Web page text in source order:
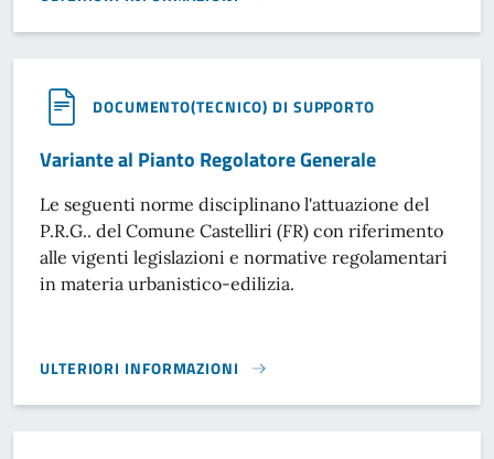
DOCUMENTO(TECNICO) DI SUPPORTO
Variante al Pianto Regolatore Generale
Le seguenti norme disciplinano l'attuazione del
P.R.G.. del Comune Castelliri (FR) con riferimento
alle vigenti legislazioni e normative regolamentari
in materia urbanistico-edilizia.
ULTERIORI INFORMAZIONI
VARIANTE AL PIANTO REGOLATORE GENERALE}